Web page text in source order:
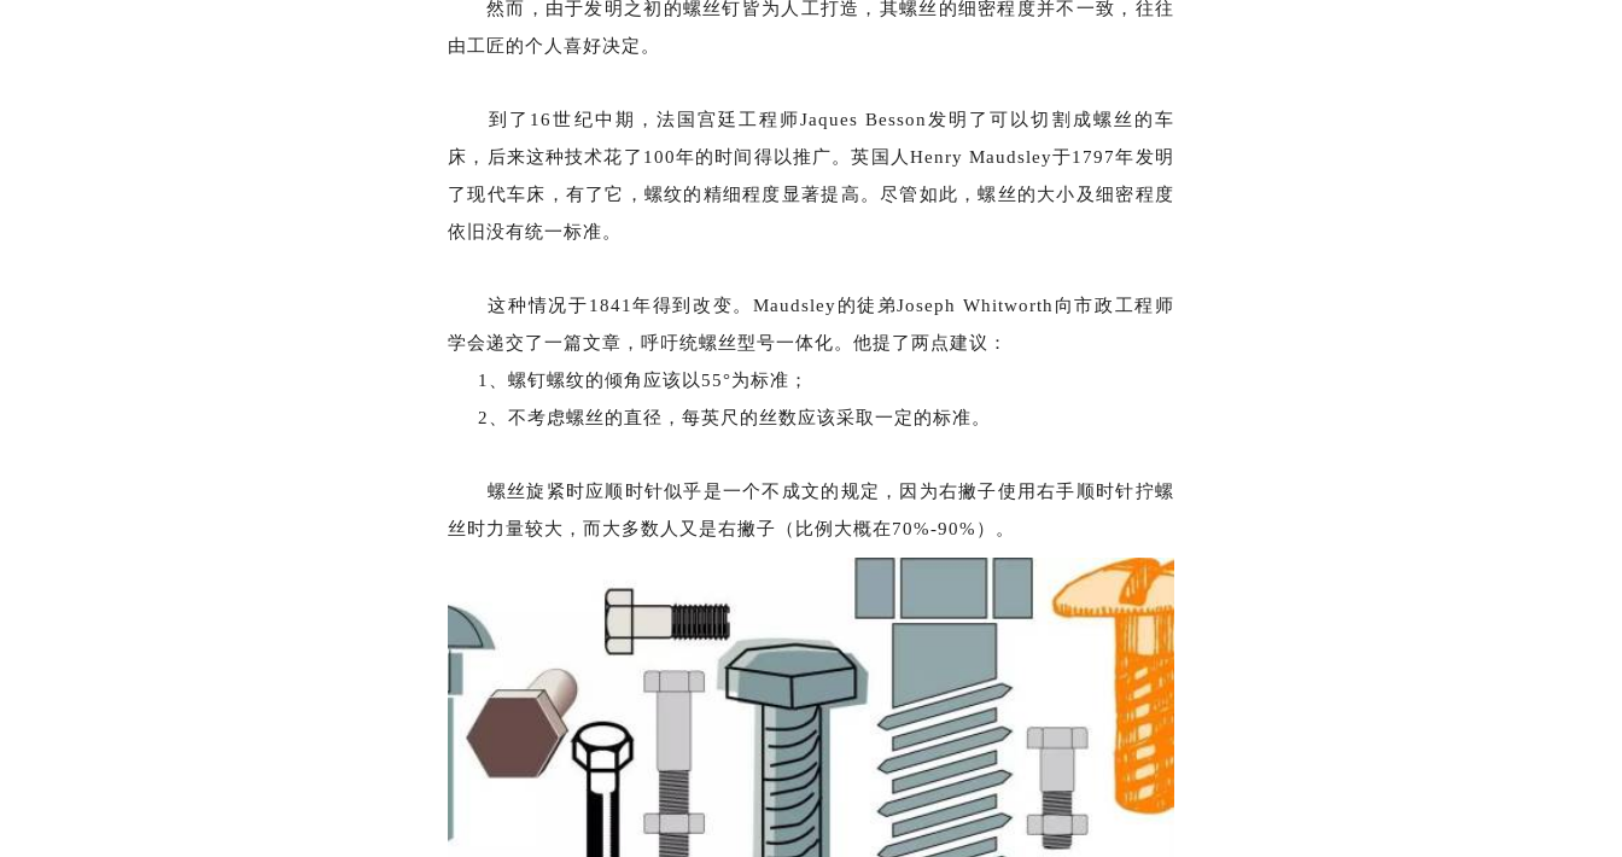
然而，由于发明之初的螺丝钉皆为人工打造，其螺丝的细密程度并不一致，往往
由工匠的个人喜好决定。
到了 16世纪中期，法国宫廷工程师Jaques Besson发明了可以切割成螺丝的车
床，后来这种技术花了100年的时间得以推广。英国人Henry Maudsley于1797年发明
了现代车床，有了它，螺纹的精细程度显著提高。尽管如此，螺丝的大小及细密程度
依旧没有统一标准。
这种情况于1841年得到改变。Maudsley的徒弟Joseph Whitworth向市政工程师
学会递交了一篇文章，呼吁统螺丝型号一体化。他提了两点建议：
1、螺钉螺纹的倾角应该以55°为标准；
2、不考虑螺丝的直径，每英尺的丝数应该采取一定的标准。
螺丝旋紧时应顺时针似乎是一个不成文的规定，因为右撇子使用右手顺时针拧螺
丝时力量较大，而大多数人又是右撇子（比例大概在70%-90%）。